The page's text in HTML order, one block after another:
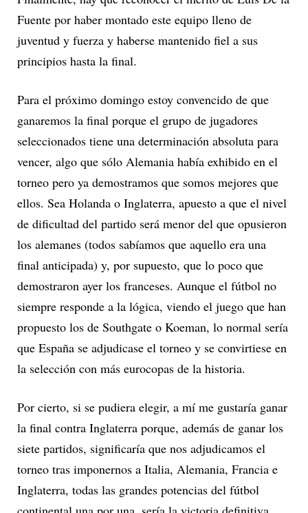
Fuente por haber montado este equipo lleno de
juventud y fuerza y haberse mantenido fiel a sus
principios hasta la final.
Para el próximo domingo estoy convencido de que
ganaremos la final porque el grupo de jugadores
seleccionados tiene una determinación absoluta para
vencer, algo que sólo Alemania había exhibido en el
torneo pero ya demostramos que somos mejores que
ellos. Sea Holanda o Inglaterra, apuesto a que el nivel
de dificultad del partido será menor del que opusieron
los alemanes (todos sabíamos que aquello era una
final anticipada) y, por supuesto, que lo poco que
demostraron ayer los franceses. Aunque el fútbol no
siempre responde a la lógica, viendo el juego que han
propuesto los de Southgate o Koeman, lo normal sería
que España se adjudicase el torneo y se convirtiese en
la selección con más eurocopas de la historia.
Por cierto, si se pudiera elegir, a mí me gustaría ganar
la final contra Inglaterra porque, además de ganar los
siete partidos, significaría que nos adjudicamos el
torneo tras imponernos a Italia, Alemania, Francia e
Inglaterra, todas las grandes potencias del fútbol